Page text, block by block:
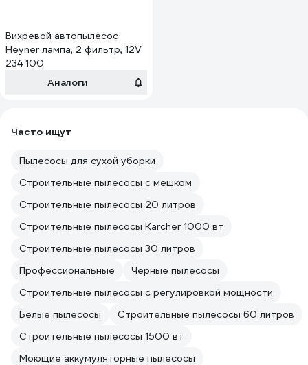
Вихревой автопылесос
Heyner лампа, 2 фильтр, 12V
234 100
Аналоги
Часто ищут
Пылесосы для сухой уборки
Строительные пылесосы с мешком
Строительные пылесосы 20 литров
Строительные пылесосы Karcher 1000 вт
Строительные пылесосы 30 литров
Профессиональные
Черные пылесосы
Строительные пылесосы с регулировкой мощности
Белые пылесосы
Строительные пылесосы 60 литров
Строительные пылесосы 1500 вт
Моющие аккумуляторные пылесосы